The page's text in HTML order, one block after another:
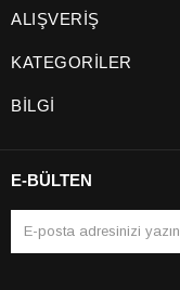
ALIŞVERİŞ
KATEGORİLER
BİLGİ
E-BÜLTEN